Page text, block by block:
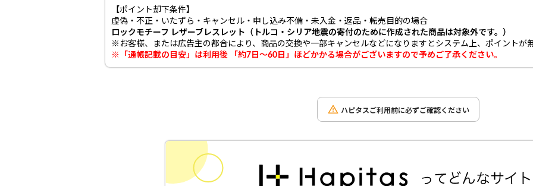
【ポイント却下条件】
虚偽・不正・いたずら・キャンセル・申し込み不備・未入金・返品・転売目的の場合
ロックモチーフ レザーブレスレット（トルコ・シリア地震の寄付のために作成された商品は対象外です。）
※お客様、または広告主の都合により、商品の交換や一部キャンセルなどになりますとシステム上、ポイントが
※「通帳記載の目安」は利用後 「約7日～60日」ほどかかる場合がございますので予めご了承ください。
ハピタスご利用前に必ずご確認ください